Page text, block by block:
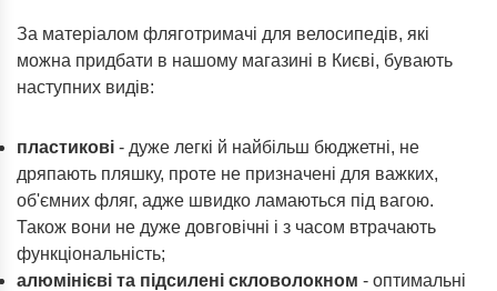
За матеріалом фляготримачі для велосипедів, які
можна придбати в нашому магазині в Києві, бувають
наступних видів:
пластикові - дуже легкі й найбільш бюджетні, не
дряпають пляшку, проте не призначені для важких,
об'ємних фляг, адже швидко ламаються під вагою.
Також вони не дуже довговічні і з часом втрачають
функціональність;
алюмінієві та підсилені скловолокном - оптимальні